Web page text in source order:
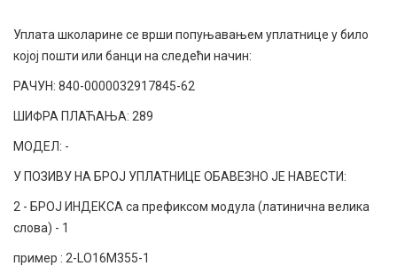
Уплата школарине се врши попуњавањем уплатнице у било
којој пошти или банци на следећи начин:
РАЧУН: 840-0000032917845-62
ШИФРА ПЛАЋАЊА: 289
МОДЕЛ: -
У ПОЗИВУ НА БРОЈ УПЛАТНИЦЕ ОБАВЕЗНО ЈЕ НАВЕСТИ:
2 - БРОЈ ИНДЕКСА са префиксом модула (латинична велика
слова) - 1
пример : 2-LO16М355-1